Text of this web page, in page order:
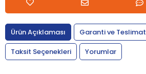
Ürün Açıklaması
Garanti ve Teslimat
Taksit Seçenekleri
Yorumlar